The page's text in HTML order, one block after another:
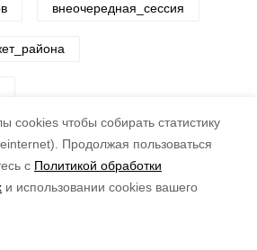
cookies чтобы собирать статистику
Продолжая пользоваться
с Политикой обработки
и использовании cookies вашего
внеочередная_сессия